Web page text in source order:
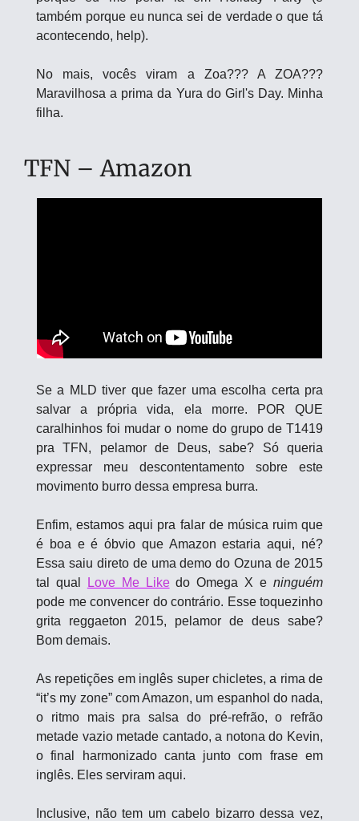
também porque eu nunca sei de verdade o que tá
acontecendo, help).
No mais, vocês viram a Zoa??? A ZOA???
Maravilhosa a prima da Yura do Girl's Day. Minha
filha.
TFN – Amazon
Se a MLD tiver que fazer uma escolha certa pra
salvar a própria vida, ela morre. POR QUE
caralhinhos foi mudar o nome do grupo de T1419
pra TFN, pelamor de Deus, sabe? Só queria
expressar meu descontentamento sobre este
movimento burro dessa empresa burra.
Enfim, estamos aqui pra falar de música ruim que
é boa e é óbvio que Amazon estaria aqui, né?
Essa saiu direto de uma demo do Ozuna de 2015
tal qual
Love Me Like do Omega X e
pode me convencer do contrário. Esse toquezinho
grita reggaeton 2015, pelamor de deus sabe?
Bom demais.
As repetições em inglês super chicletes, a rima de
“it’s my zone” com Amazon, um espanhol do nada,
o ritmo mais pra salsa do pré-refrão, o refrão
metade vazio metade cantado, a notona do Kevin,
o final harmonizado canta junto com frase em
inglês. Eles serviram aqui.
Inclusive, não tem um cabelo bizarro dessa vez,